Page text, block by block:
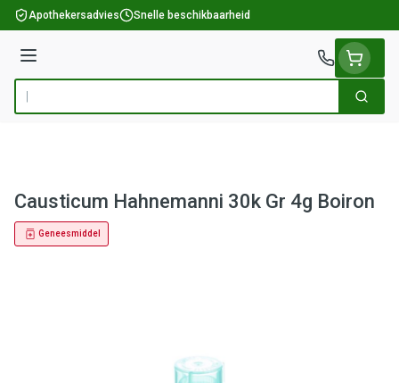
Ga naar de inhoud
Apothekersadvies Snelle beschikbaarheid
Menu
Product, merk, categorie... Zoek
Causticum Hahnemanni 30k Gr 4g Boiron
Geneesmiddel